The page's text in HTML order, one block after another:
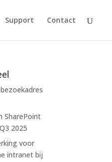
Support Contact
SharePoint
2025
voor
intranet bij